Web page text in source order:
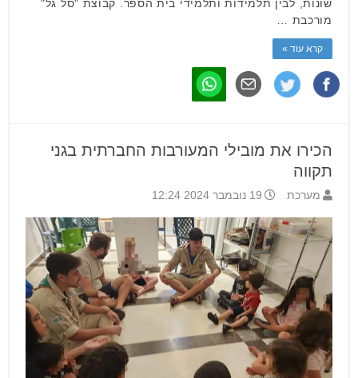
שונות, לבין תלמידות ותלמידי בית הספר. קבוצת "סל גל"
מורכבת …
קרא עוד »
הכירו את מובילי המעורבות החברתית בגני
תקווה
מערכת 19 נובמבר 2024 12:24